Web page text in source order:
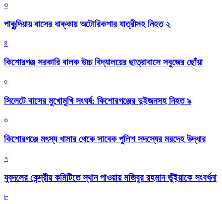
৩
পাকুন্দিয়ায় বাসের ধাক্কায় অটোরিকশার যাত্রীসহ নিহত ২
৪
কিশোরগঞ্জ সরকারি বালক উচ্চ বিদ্যালয়ের ছাত্রাবাসে সবুজের ছোঁয়া
৫
সিলেটে বাসের মুখোমুখি সংঘর্ষ: কিশোরগঞ্জের দুইজনসহ নিহত ৯
৬
কিশোরগঞ্জে মৎস্য খামার থেকে সাবেক পুলিশ সদস্যের মরদেহ উদ্ধার
৭
যুবদলের কেন্দ্রীয় কমিটিতে স্থান পাওয়ায় মজিবুর রহমান ভুঁইয়াকে সংবর্ধনা
৮